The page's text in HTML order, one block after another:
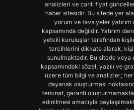
analizleri ve canlı fiyat
haber sitesidir. Bu sitede yer
yorum ve tavsiyeler yatırım
kapsamında değildir. Yatırım
yetkili kuruluşlar tarafından
tercihlerini dikkate alarak,
sunulmaktadır. Bu sitede
kapsamındaki sözel, yazılı ve
üzere tüm bilgi ve analizler;
dayanak oluşturması
teminat, garanti
edinilmesi amacıyla